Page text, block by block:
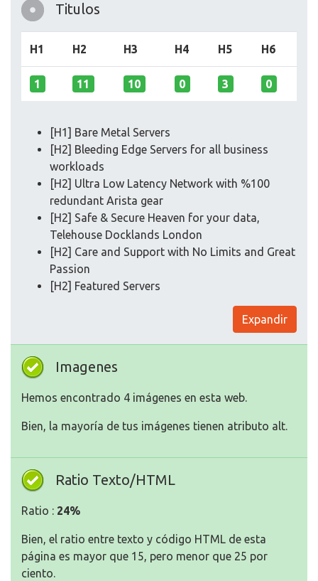
Titulos
H1 H2 H3 H4 H5 H6
1 11 10 0 3 0
[H1] Bare Metal Servers
[H2] Bleeding Edge Servers for all business
workloads
[H2] Ultra Low Latency Network with %100
redundant Arista gear
[H2] Safe & Secure Heaven for your data,
Telehouse Docklands London
[H2] Care and Support with No Limits and Great
Passion
[H2] Featured Servers
Expandir
Imagenes
Hemos encontrado 4 imágenes en esta web.
Bien, la mayoría de tus imágenes tienen atributo alt.
Ratio Texto/HTML
Ratio : 24%
Bien, el ratio entre texto y código HTML de esta
página es mayor que 15, pero menor que 25 por
ciento.